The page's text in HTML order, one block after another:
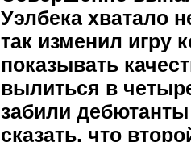
Уэлбека хватало
так изменил игру
показывать
вылиться в
забили
сказать, что